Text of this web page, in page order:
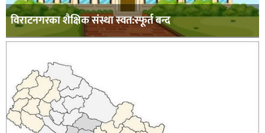
विराटनगरका शैक्षिक संस्था स्वत:स्फूर्त बन्द